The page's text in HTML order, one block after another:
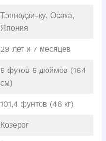
Тэннодзи-ку, Осака,
Япония
29 лет и 7 месяцев
5 футов 5 дюймов (164
см)
101,4 фунтов (46 кг)
Козерог